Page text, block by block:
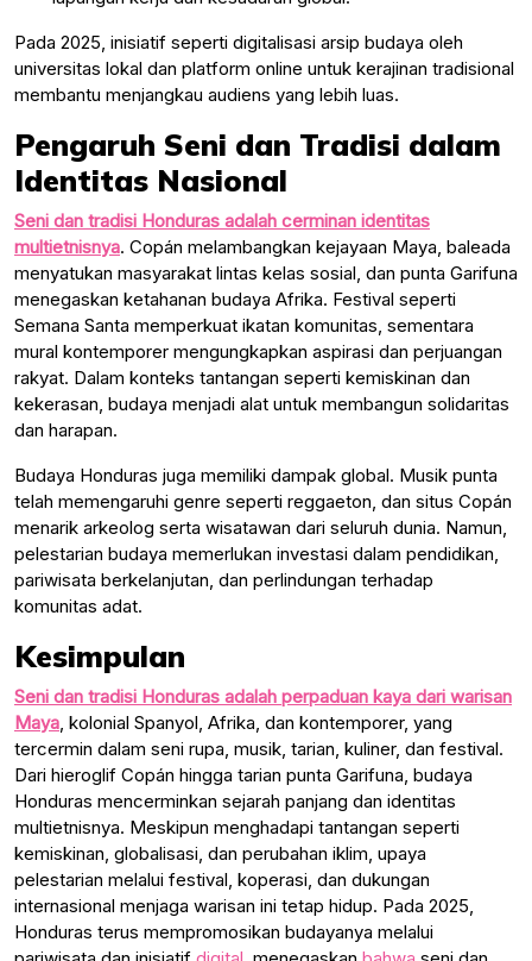
Pada 2025, inisiatif seperti digitalisasi arsip budaya oleh
universitas lokal dan platform online untuk kerajinan tradisional
membantu menjangkau audiens yang lebih luas.
Pengaruh Seni dan Tradisi dalam
Identitas Nasional
Seni dan tradisi Honduras adalah cerminan identitas
multietnisnya. Copán melambangkan kejayaan Maya, baleada
menyatukan masyarakat lintas kelas sosial, dan punta Garifuna
menegaskan ketahanan budaya Afrika. Festival seperti
Semana Santa memperkuat ikatan komunitas, sementara
mural kontemporer mengungkapkan aspirasi dan perjuangan
rakyat. Dalam konteks tantangan seperti kemiskinan dan
kekerasan, budaya menjadi alat untuk membangun solidaritas
dan harapan.
Budaya Honduras juga memiliki dampak global. Musik punta
telah memengaruhi genre seperti reggaeton, dan situs Copán
menarik arkeolog serta wisatawan dari seluruh dunia. Namun,
pelestarian budaya memerlukan investasi dalam pendidikan,
pariwisata berkelanjutan, dan perlindungan terhadap
komunitas adat.
Kesimpulan
Seni dan tradisi Honduras adalah perpaduan kaya dari warisan
Maya , kolonial Spanyol, Afrika, dan kontemporer, yang
tercermin dalam seni rupa, musik, tarian, kuliner, dan festival.
Dari hieroglif Copán hingga tarian punta Garifuna, budaya
Honduras mencerminkan sejarah panjang dan identitas
multietnisnya. Meskipun menghadapi tantangan seperti
kemiskinan, globalisasi, dan perubahan iklim, upaya
pelestarian melalui festival, koperasi, dan dukungan
internasional menjaga warisan ini tetap hidup. Pada 2025,
Honduras terus mempromosikan budayanya melalui